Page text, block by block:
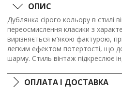
ОПИС
Дублянка сірого кольору в стилі
переосмислення класики з
вирізняється м’якою фактурою,
легким ефектом потертості, що
шарму. Стиль вінтаж підкреслює
повсякденним одягом.
ОПЛАТА І ДОСТАВКА